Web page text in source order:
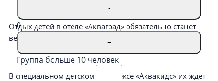
-
0
+
Группа больше 10 человек
Отдых детей в отеле «Акваград» обязательно станет
веселым и запоминающимся.
В специальном детском комплексе «Аквакидс» их ждёт